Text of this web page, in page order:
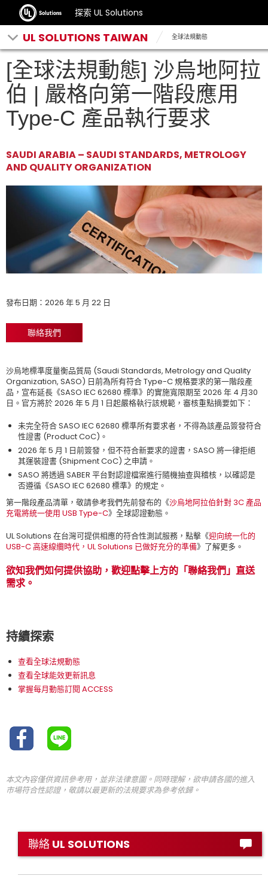
探索 UL Solutions
UL SOLUTIONS TAIWAN 全球法規動態
[全球法規動態] 沙烏地阿拉
伯 | 嚴格向第一階段應用
Type-C 產品執行要求
SAUDI ARABIA – SAUDI STANDARDS, METROLOGY
AND QUALITY ORGANIZATION
發布日期：2026 年 5 月 22 日
聯絡我們
沙烏地標準度量衡品質局 (Saudi Standards, Metrology and Quality
Organization, SASO) 日前為所有符合 Type-C 規格要求的第一階段產
品，宣布延長《SASO IEC 62680 標準》的實施寬限期至 2026 年 4 月30
日。官方將於 2026 年 5 月 1 日起嚴格執行該規範，審核重點摘要如下：
未完全符合 SASO IEC 62680 標準所有要求者，不得為該產品簽發符合
性證書 (Product CoC)。
2026 年 5 月 1 日前簽發，但不符合新要求的證書，SASO 將一律拒絕
其運裝證書 (Shipment CoC) 之申請。
SASO 將透過 SABER 平台對認證檔案進行隨機抽查與稽核，以確認是
否遵循《SASO IEC 62680 標準》的規定。
第一階段產品清單，敬請參考我們先前發布的《沙烏地阿拉伯針對 3C 產品
充電將統一使用 USB Type-C》全球認證動態。
UL Solutions 在台灣可提供相應的符合性測試服務，點擊《迎向統一化的
USB-C 高速線纜時代，UL Solutions 已做好充分的準備》了解更多。
欲知我們如何提供協助，歡迎點擊上方的「聯絡我們」直送
需求。
持續探索
查看全球法規動態
查看全球能效更新訊息
掌握每月動態訂閱 ACCESS
本文內容僅供資訊參考用，並非法律意圖。同時理解，欲申請各國的進入
市場符合性認證，敬請以最更新的法規要求為參考依歸。
聯絡 UL SOLUTIONS